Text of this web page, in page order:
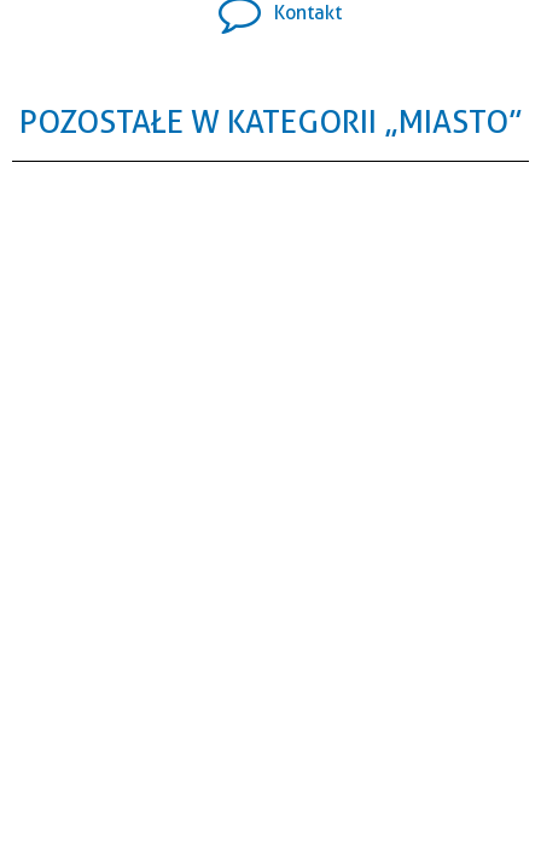
Kontakt
POZOSTAŁE W KATEGORII „MIASTO”